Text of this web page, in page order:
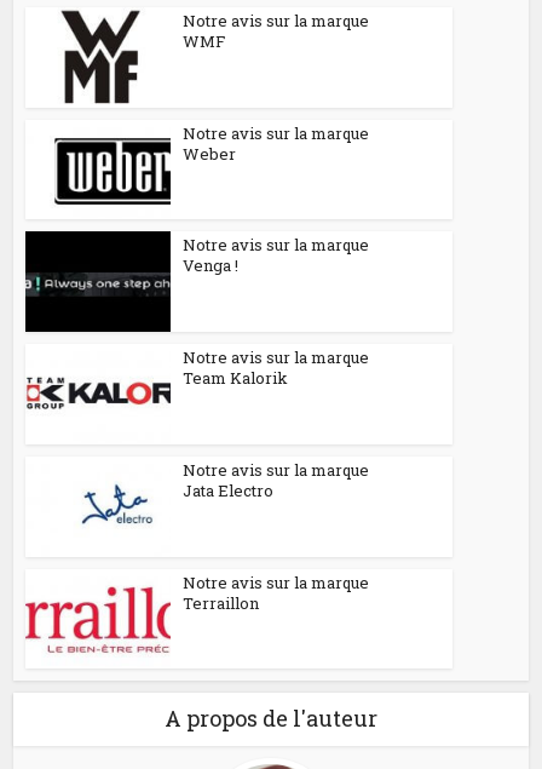
Notre avis sur la marque
WMF
Notre avis sur la marque
Weber
Notre avis sur la marque
Venga !
Notre avis sur la marque
Team Kalorik
Notre avis sur la marque
Jata Electro
Notre avis sur la marque
Terraillon
A propos de l'auteur